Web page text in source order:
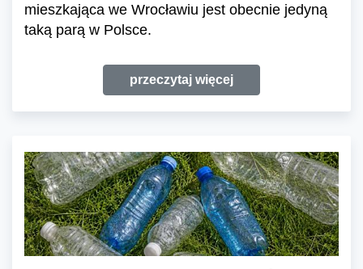
mieszkająca we Wrocławiu jest obecnie jedyną
taką parą w Polsce.
przeczytaj więcej